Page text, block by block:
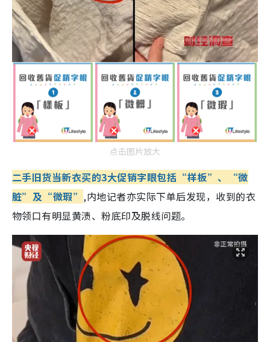
点击图片放大
二手旧货当新衣买的3大促销字眼包括“样板”、“微
脏”及“微瑕” ,内地记者亦实际下单后发现，收到的衣
物领口有明显黄渍、粉底印及脱线问题。